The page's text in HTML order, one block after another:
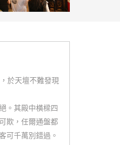
於天壇不難發現
。其殿中橫樑四
欺，任爾通盤都
可千萬別錯過。